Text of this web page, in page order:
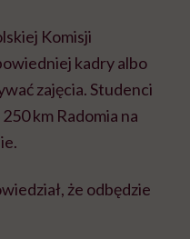
Komisji
kadry albo
zajęcia. Studenci
km Radomia na
że odbędzie